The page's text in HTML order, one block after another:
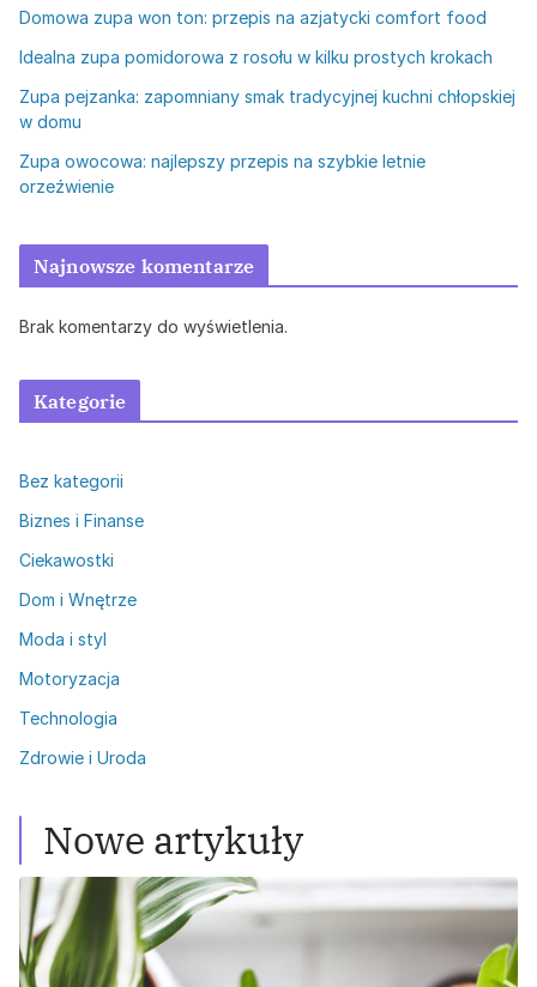
Domowa zupa won ton: przepis na azjatycki comfort food
Idealna zupa pomidorowa z rosołu w kilku prostych krokach
Zupa pejzanka: zapomniany smak tradycyjnej kuchni chłopskiej
w domu
Zupa owocowa: najlepszy przepis na szybkie letnie
orzeźwienie
Najnowsze komentarze
Brak komentarzy do wyświetlenia.
Kategorie
Bez kategorii
Biznes i Finanse
Ciekawostki
Dom i Wnętrze
Moda i styl
Motoryzacja
Technologia
Zdrowie i Uroda
Nowe artykuły